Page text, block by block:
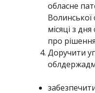
обласне
Волинської
місяці з
про
Доручити